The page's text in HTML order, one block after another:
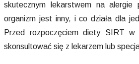
skutecznym lekarstwem na
organizm jest inny, i co działa dla
Przed rozpoczęciem diety SIRT w
skonsultować się z lekarzem lub